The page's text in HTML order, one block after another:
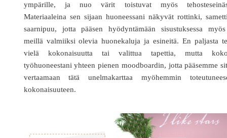
ympärille, ja nuo värit toistuvat myös
Materiaaleina sen sijaan huoneessani näkyvät rottinki,
saarnipuu, jotta pääsen hyödyntämään sisustuksessa
meillä valmiiksi olevia huonekaluja ja esineitä. En paljasta
vielä kokonaisuutta tai valittua tapettia, mutta
työhuoneestani yhteen pienen moodboardin, jotta pääsemme
vertaamaan tätä unelmakarttaa myöhemmin
kokonaisuuteen.